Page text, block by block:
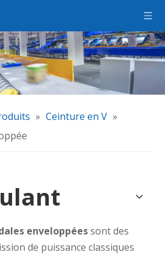
» Ceinture en V »
enveloppéessont des
de puissance classiques